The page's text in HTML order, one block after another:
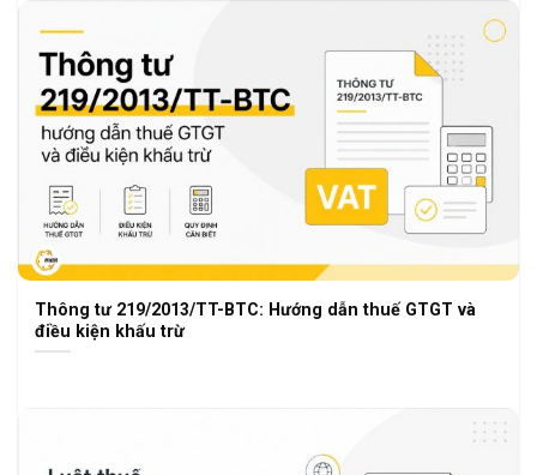
Thông tư 219/2013/TT-BTC: Hướng dẫn thuế GTGT và
điều kiện khấu trừ